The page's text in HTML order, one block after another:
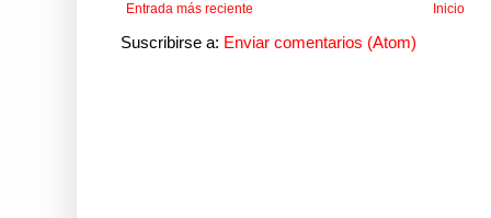
Entrada más reciente Inicio
Suscribirse a: Enviar comentarios (Atom)